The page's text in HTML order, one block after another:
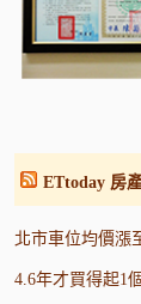
ETtoday 房
北市車位均價漲
4.6年才買得起1個